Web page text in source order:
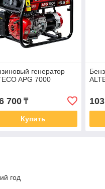
генератор
APG 7000
700₸
Купить
год